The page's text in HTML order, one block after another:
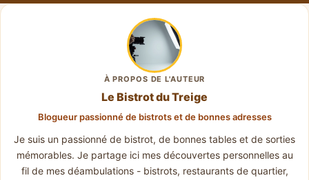
À PROPOS DE L'AUTEUR
Le Bistrot du Treige
Blogueur passionné de bistrots et de bonnes adresses
Je suis un passionné de bistrot, de bonnes tables et de sorties
mémorables. Je partage ici mes découvertes personnelles au
fil de mes déambulations - bistrots, restaurants de quartier,